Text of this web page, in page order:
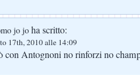
jo jo ha scritto:
17th, 2010 alle 14:09
con Antognoni no rinforzi no